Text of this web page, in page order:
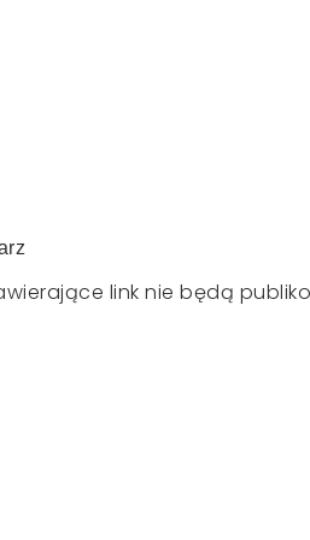
link nie będą